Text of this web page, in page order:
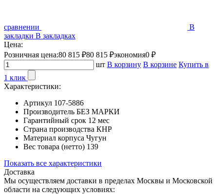
сравнении
В
закладки В закладках
Цена:
Розничная цена:80 815 ₽80 815 ₽экономия0 ₽
шт В корзину В корзине Купить в
1 клик
Характеристики:
Артикул 107-5886
Производитель БЕЗ МАРКИ
Гарантийный срок 12 мес
Страна производства КНР
Материал корпуса Чугун
Вес товара (нетто) 139
Показать все характеристики
Доставка
Мы осуществляем доставки в пределах Москвы и Московской
области на следующих условиях: